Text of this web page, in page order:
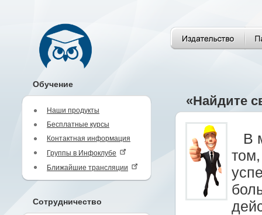
Обучение
Наши продукты
Бесплатные курсы
Контактная информация
Группы в Инфоклубе
Ближайшие трансляции
Сотрудничество
«Найдите
В